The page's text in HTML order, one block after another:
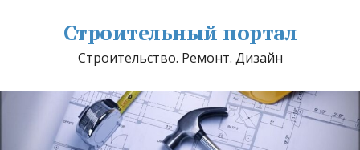
Строительный портал
Строительство. Ремонт. Дизайн